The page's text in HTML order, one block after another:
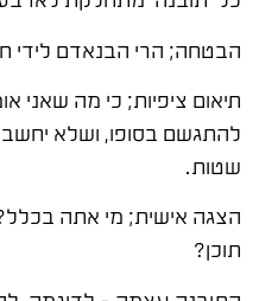
הבטחה; הרי הבנאדם לידי
תיאום ציפיות; כי מה שאני
להתגשם בסופו, ושלא
שטות.
הצגה אישית; מי אתה
תוכן?